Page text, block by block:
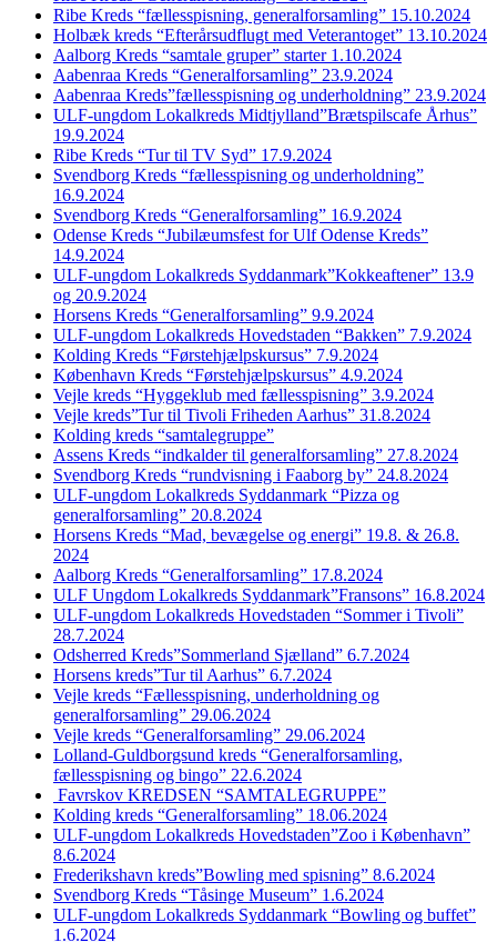
Ribe Kreds “fællesspisning, generalforsamling” 15.10.2024
Holbæk kreds “Efterårsudflugt med Veterantoget” 13.10.2024
Aalborg Kreds “samtale gruper” starter 1.10.2024
Aabenraa Kreds “Generalforsamling” 23.9.2024
Aabenraa Kreds”fællesspisning og underholdning” 23.9.2024
ULF-ungdom Lokalkreds Midtjylland”Brætspilscafe Århus”
19.9.2024
Ribe Kreds “Tur til TV Syd” 17.9.2024
Svendborg Kreds “fællesspisning og underholdning”
16.9.2024
Svendborg Kreds “Generalforsamling” 16.9.2024
Odense Kreds “Jubilæumsfest for Ulf Odense Kreds”
14.9.2024
ULF-ungdom Lokalkreds Syddanmark”Kokkeaftener” 13.9
og 20.9.2024
Horsens Kreds “Generalforsamling” 9.9.2024
ULF-ungdom Lokalkreds Hovedstaden “Bakken” 7.9.2024
Kolding Kreds “Førstehjælpskursus” 7.9.2024
København Kreds “Førstehjælpskursus” 4.9.2024
Vejle kreds “Hyggeklub med fællesspisning” 3.9.2024
Vejle kreds”Tur til Tivoli Friheden Aarhus” 31.8.2024
Kolding kreds “samtalegruppe”
Assens Kreds “indkalder til generalforsamling” 27.8.2024
Svendborg Kreds “rundvisning i Faaborg by” 24.8.2024
ULF-ungdom Lokalkreds Syddanmark “Pizza og
generalforsamling” 20.8.2024
Horsens Kreds “Mad, bevægelse og energi” 19.8. & 26.8.
2024
Aalborg Kreds “Generalforsamling” 17.8.2024
ULF Ungdom Lokalkreds Syddanmark”Fransons” 16.8.2024
ULF-ungdom Lokalkreds Hovedstaden “Sommer i Tivoli”
28.7.2024
Odsherred Kreds”Sommerland Sjælland” 6.7.2024
Horsens kreds”Tur til Aarhus” 6.7.2024
Vejle kreds “Fællesspisning, underholdning og
generalforsamling” 29.06.2024
Vejle kreds “Generalforsamling” 29.06.2024
Lolland-Guldborgsund kreds “Generalforsamling,
fællesspisning og bingo” 22.6.2024
Favrskov KREDSEN “SAMTALEGRUPPE”
Kolding kreds “Generalforsamling” 18.06.2024
ULF-ungdom Lokalkreds Hovedstaden”Zoo i København”
8.6.2024
Frederikshavn kreds”Bowling med spisning” 8.6.2024
Svendborg Kreds “Tåsinge Museum” 1.6.2024
ULF-ungdom Lokalkreds Syddanmark “Bowling og buffet”
1.6.2024